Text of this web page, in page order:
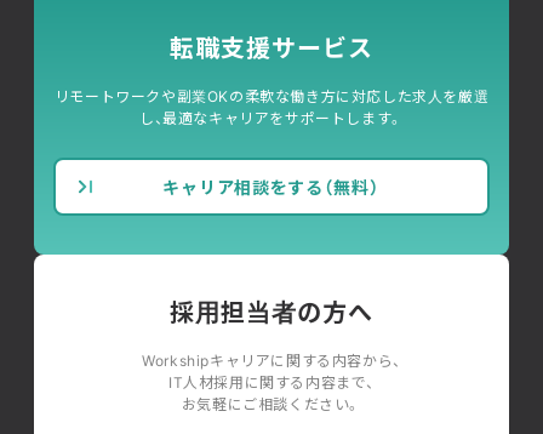
転職支援サービス
リモートワークや副業OKの柔軟な働き方に対応した求人を厳選
し、最適なキャリアをサポートします。
キャリア相談をする（無料）
採用担当者の方へ
Workshipキャリアに関する内容から、
IT人材採用に関する内容まで、
お気軽にご相談ください。